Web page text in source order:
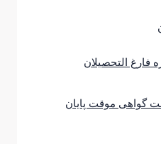
فارغ التحصیلان
گواهی موقت پایان